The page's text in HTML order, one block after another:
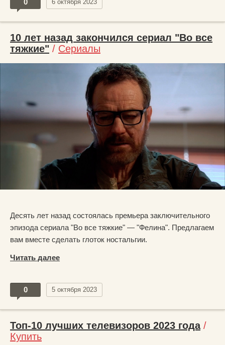
6 октября 2023
10 лет назад закончился сериал "Во все
тяжкие" / Сериалы
Десять лет назад состоялась премьера заключительного
эпизода сериала "Во все тяжкие" — "Фелина". Предлагаем
вам вместе сделать глоток ностальгии.
Читать далее
0 5 октября 2023
Топ-10 лучших телевизоров 2023 года /
Купить